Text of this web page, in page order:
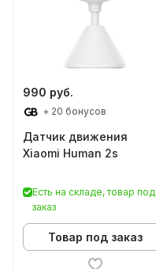
990 руб.
+ 20 бонусов
Датчик движения
Xiaomi Human 2s
Есть на складе, товар под
заказ
Товар под заказ